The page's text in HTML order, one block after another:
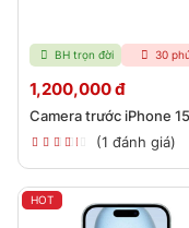
BH trọn đời 30
1,200,000 đ
Camera trước iPhone 15
(1 đánh giá)
HOT